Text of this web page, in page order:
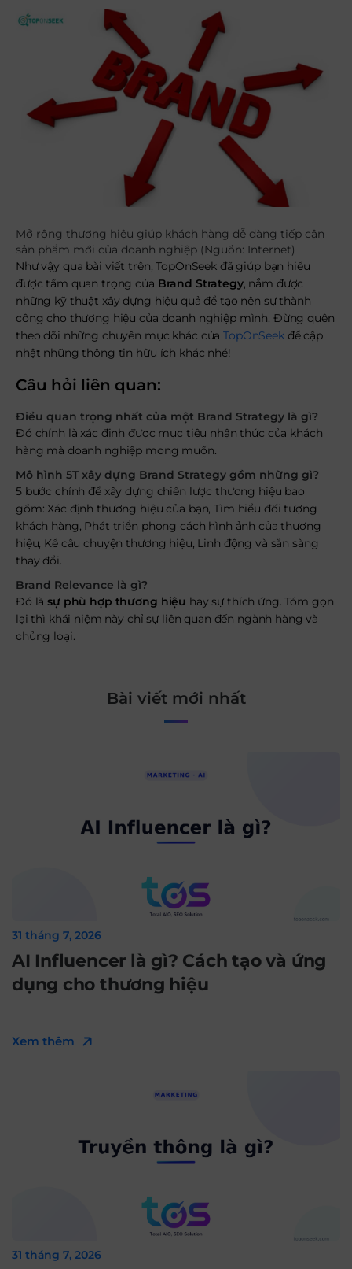
Mở rộng thương hiệu giúp khách hàng dễ dàng tiếp cận
sản phẩm mới của doanh nghiệp (Nguồn: Internet)
Như vậy qua bài viết trên, TopOnSeek đã giúp bạn hiểu
được tầm quan trọng của Brand Strategy, nắm được
những kỹ thuật xây dựng hiệu quả để tạo nên sự thành
công cho thương hiệu của doanh nghiệp mình. Đừng quên
theo dõi những chuyên mục khác củaTopOnSeekđể cập
nhật những thông tin hữu ích khác nhé!
Câu hỏi liên quan:
Điều quan trọng nhất của một Brand Strategy là gì?
Đó chính là xác định được mục tiêu nhận thức của khách
hàng mà doanh nghiệp mong muốn.
Mô hình 5T xây dựng Brand Strategy gồm những gì?
5 bước chính để xây dựng chiến lược thương hiệu bao
gồm: Xác định thương hiệu của bạn, Tìm hiểu đối tượng
khách hàng, Phát triển phong cách hình ảnh của thương
hiệu, Kể câu chuyện thương hiệu, Linh động và sẵn sàng
thay đổi.
Brand Relevance là gì?
Đó làsự phù hợp thương hiệu hay sự thích ứng. Tóm gọn
lại thì khái niệm này chỉ sự liên quan đến ngành hàng và
chủng loại.
Bài viết mới nhất
31 tháng 7, 2026
AI Influencer là gì? Cách tạo và ứng
dụng cho thương hiệu
Xem thêm
31 tháng 7, 2026